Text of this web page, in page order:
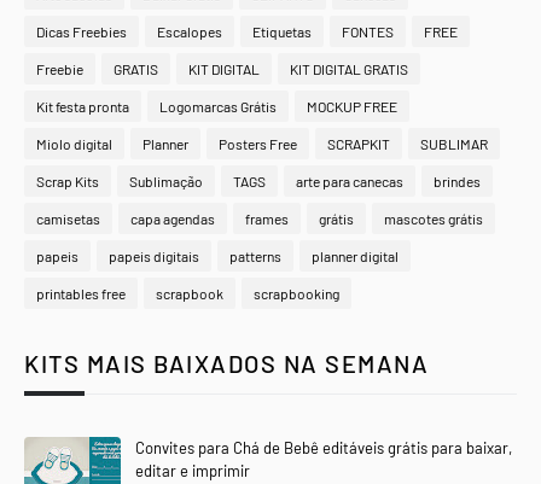
Dicas Freebies Escalopes Etiquetas FONTES FREE
Freebie GRATIS KIT DIGITAL KIT DIGITAL GRATIS
Kit festa pronta Logomarcas Grátis MOCKUP FREE
Miolo digital Planner Posters Free SCRAPKIT SUBLIMAR
Scrap Kits Sublimação TAGS arte para canecas brindes
camisetas capa agendas frames grátis mascotes grátis
papeis papeis digitais patterns planner digital
printables free scrapbook scrapbooking
KITS MAIS BAIXADOS NA SEMANA
Convites para Chá de Bebê editáveis grátis para baixar,
editar e imprimir